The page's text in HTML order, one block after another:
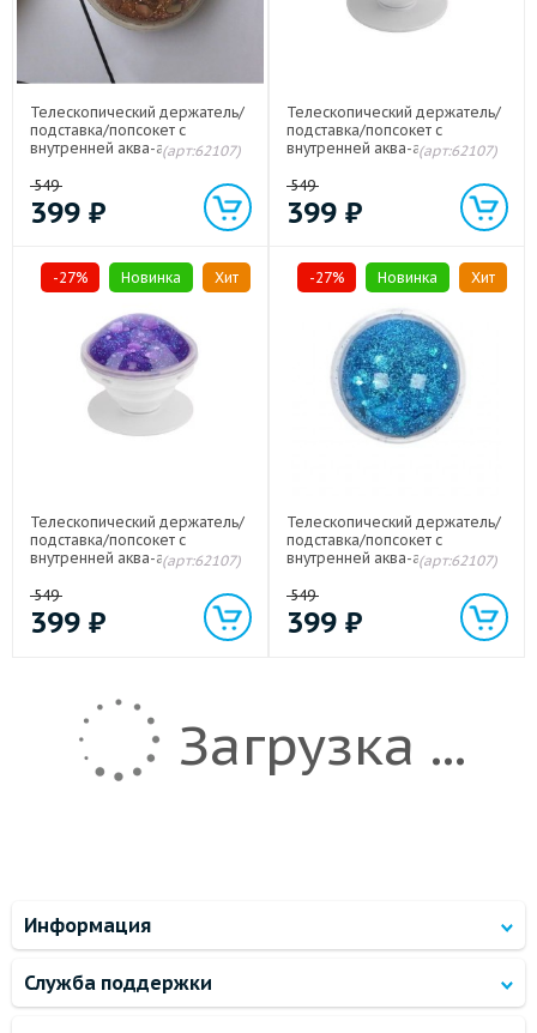
Телескопический держатель/
подставка/попсокет с
внутренней аква-аппликацией
(арт:62107)
549
399 ₽
Телескопический держатель/
подставка/попсокет с
внутренней аква-аппликацией
(арт:62107)
549
399 ₽
-27% Новинка Хит
Телескопический держатель/
подставка/попсокет с
внутренней аква-аппликацией
(арт:62107)
549
399 ₽
-27% Новинка Хит
Телескопический держатель/
подставка/попсокет с
внутренней аква-аппликацией
(арт:62107)
549
399 ₽
Загрузка ...
Информация
Служба поддержки